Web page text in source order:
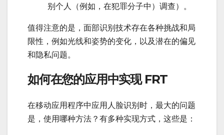
别个人（例如，在犯罪分子中）调查）。
值得注意的是，面部识别技术存在各种挑战和局
限性，例如光线和姿势的变化，以及潜在的偏见
和隐私问题。
如何在您的应用中实现 FRT
在移动应用程序中应用人脸识别时，最大的问题
是，使用哪种方法？有多种实现方式，这些是：